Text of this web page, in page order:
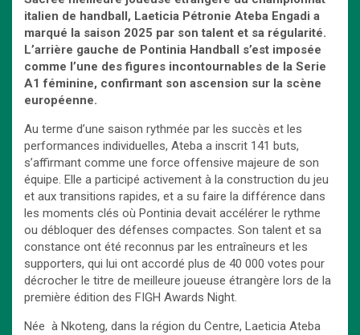
italien de handball, Laeticia Pétronie Ateba Engadi a
marqué la saison 2025 par son talent et sa régularité.
L’arrière gauche de Pontinia Handball s’est imposée
comme l’une des figures incontournables de la Serie
A1 féminine, confirmant son ascension sur la scène
européenne.
Au terme d’une saison rythmée par les succès et les
performances individuelles, Ateba a inscrit 141 buts,
s’affirmant comme une force offensive majeure de son
équipe. Elle a participé activement à la construction du jeu
et aux transitions rapides, et a su faire la différence dans
les moments clés où Pontinia devait accélérer le rythme
ou débloquer des défenses compactes. Son talent et sa
constance ont été reconnus par les entraîneurs et les
supporters, qui lui ont accordé plus de 40 000 votes pour
décrocher le titre de meilleure joueuse étrangère lors de la
première édition des FIGH Awards Night.
Née à Nkoteng, dans la région du Centre, Laeticia Ateba